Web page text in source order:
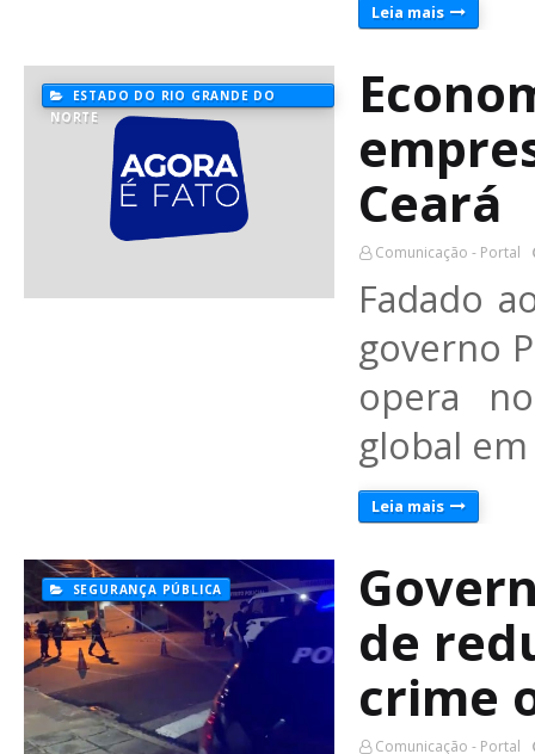
Leia mais
ESTADO DO RIO GRANDE DO
NORTE
Ceará
Comunicação - Portal
Fadado
governo
opera
global
Leia mais
SEGURANÇA PÚBLICA
de
crime
Comunicação - Portal